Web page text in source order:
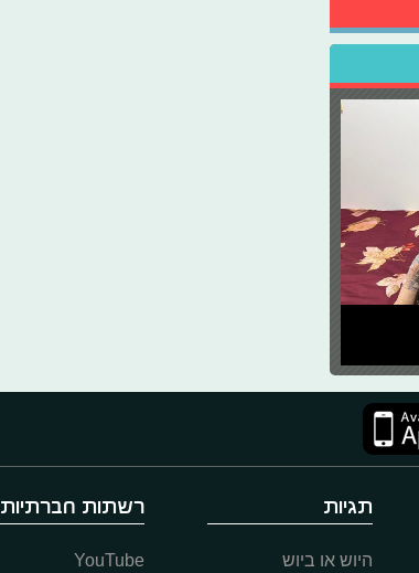
תגיות
היוש או ביוש
רשתות חברתיות
YouTube